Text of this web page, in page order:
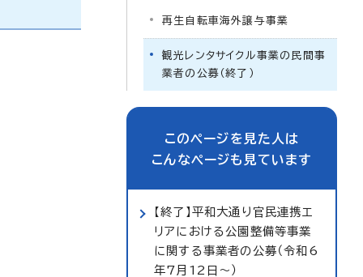
再生自転車海外譲与事業
観光レンタサイクル事業の民間事
業者の公募（終了）
このページを見た人は
こんなページも見ています
【終了】平和大通り官民連携エ
リアにおける公園整備等事業
に関する事業者の公募（令和6
年7月12日～）